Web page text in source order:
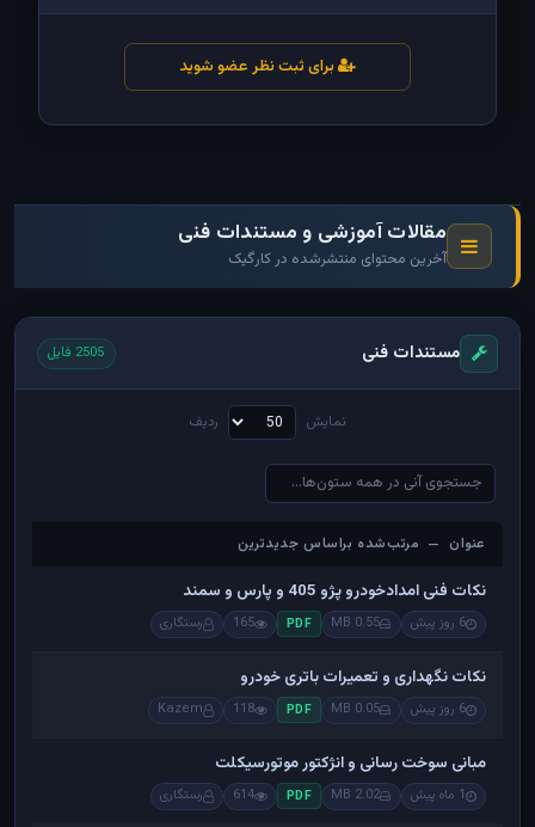
برای ثبت نظر عضو شوید
مقالات آموزشی و مستندات فنی
آخرین محتوای منتشرشده در کارگیک
مستندات فنی 2505 فایل
نمایش ردیف
عنوان — مرتب‌شده براساس جدیدترین
عنوان — مرتب‌شده براساس جدیدترین
نکات فنی امدادخودرو پژو 405 و پارس و سمند
6 روز پیش 0.55 MB
PDF
165 رستگاری
نکات نگهداری و تعمیرات باتری خودرو
6 روز پیش 0.05 MB
PDF
118
Kazem
مبانی سوخت رسانی و انژکتور موتورسیکلت
1 ماه پیش 2.02 MB
PDF
614 رستگاری